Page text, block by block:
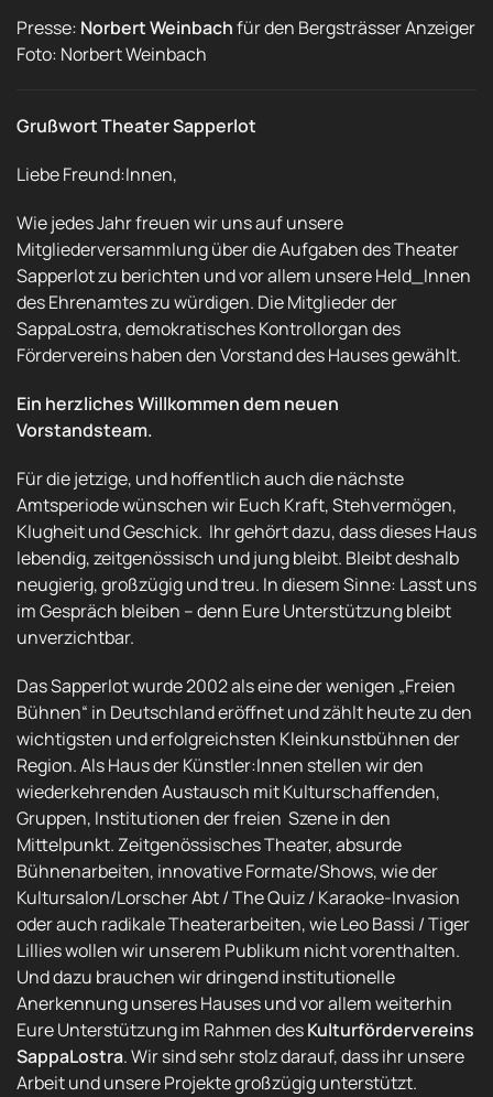
Presse: Norbert Weinbachfür den Bergsträsser Anzeiger
Foto: Norbert Weinbach
Grußwort Theater Sapperlot
Liebe Freund:Innen,
Wie jedes Jahr freuen wir uns auf unsere
Mitgliederversammlung über die Aufgaben des Theater
Sapperlot zu berichten und vor allem unsere Held_Innen
des Ehrenamtes zu würdigen. Die Mitglieder der
SappaLostra, demokratisches Kontrollorgan des
Fördervereins haben den Vorstand des Hauses gewählt.
Ein herzliches Willkommen dem neuen
Vorstandsteam.
Für die jetzige, und hoffentlich auch die nächste
Amtsperiode wünschen wir Euch Kraft, Stehvermögen,
Klugheit und Geschick. Ihr gehört dazu, dass dieses Haus
lebendig, zeitgenössisch und jung bleibt. Bleibt deshalb
neugierig, großzügig und treu. In diesem Sinne: Lasst uns
im Gespräch bleiben – denn Eure Unterstützung bleibt
unverzichtbar.
Das Sapperlot wurde 2002 als eine der wenigen „Freien
Bühnen“ in Deutschland eröffnet und zählt heute zu den
wichtigsten und erfolgreichsten Kleinkunstbühnen der
Region. Als Haus der Künstler:Innen stellen wir den
wiederkehrenden Austausch mit Kulturschaffenden,
Gruppen, Institutionen der freien Szene in den
Mittelpunkt. Zeitgenössisches Theater, absurde
Bühnenarbeiten, innovative Formate/Shows, wie der
Kultursalon/Lorscher Abt / The Quiz / Karaoke-Invasion
oder auch radikale Theaterarbeiten, wie Leo Bassi / Tiger
Lillies wollen wir unserem Publikum nicht vorenthalten.
Und dazu brauchen wir dringend institutionelle
Anerkennung unseres Hauses und vor allem weiterhin
Eure Unterstützung im Rahmen desKulturfördervereins
SappaLostra. Wir sind sehr stolz darauf, dass ihr unsere
Arbeit und unsere Projekte großzügig unterstützt.